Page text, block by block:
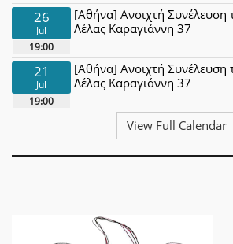
26
Jul
19:00
[Αθήνα] Ανοιχτή Συνέλευση
Λέλας Καραγιάννη 37
21
Jul
19:00
[Αθήνα] Ανοιχτή Συνέλευση
Λέλας Καραγιάννη 37
View Full Calendar